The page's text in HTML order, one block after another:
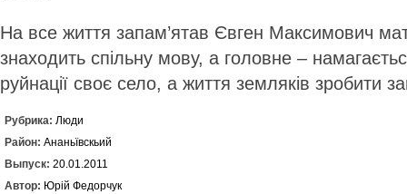
На все життя запам’ятав Євген Максимович
знаходить спільну мову, а головне –
руйнації своє село, а життя земляків зробити
Рубрика: Люди
Район: Ананьївскьий
Выпуск: 20.01.2011
Автор: Юрій Федорчук